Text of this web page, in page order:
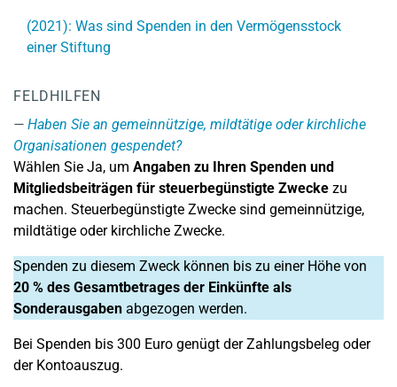
(2021): Was sind Spenden in den Vermögensstock
einer Stiftung
FELDHILFEN
Haben Sie an gemeinnützige, mildtätige oder kirchliche
Organisationen gespendet?
Wählen Sie Ja, um Angaben zu Ihren Spenden und
Mitgliedsbeiträgen für steuerbegünstigte Zwecke zu
machen. Steuerbegünstigte Zwecke sind gemeinnützige,
mildtätige oder kirchliche Zwecke.
Spenden zu diesem Zweck können bis zu einer Höhe von
20 % des Gesamtbetrages der Einkünfte als
Sonderausgaben abgezogen werden.
Bei Spenden bis 300 Euro genügt der Zahlungsbeleg oder
der Kontoauszug.